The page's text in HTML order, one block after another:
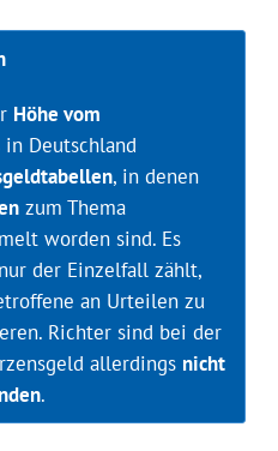
Höhe vom
Deutschland
, in denen
zum Thema
worden sind. Es
der Einzelfall zählt,
an Urteilen zu
Richter sind bei der
allerdings nicht
.